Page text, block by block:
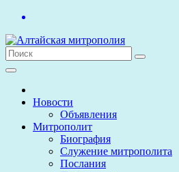
Перейти
содержимому
Новости
Объявления
Митрополит
Биография
Служение митрополита
Послания